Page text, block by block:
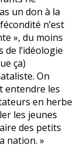
un don à la
n’est
», du moins
de l’idéologie
ça)
On
entendre les
en herbe
les jeunes
des petits
nation. »